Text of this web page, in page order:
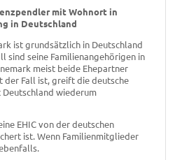
mit Wohnort in
in Deutschland
ist grundsätzlich in Deutschland
sind seine Familienangehörigen in
meist beide Ehepartner
der Fall ist, greift die deutsche
Deutschland wiederum
EHIC von der deutschen
ist. Wenn Familienmitglieder